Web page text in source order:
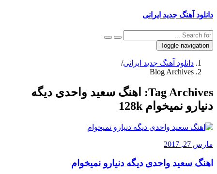
دانلود آهنگ جدید ایرانی
Toggle navigation
دانلود آهنگ جدید ایرانی/
Blog Archives
Tag Archives:
اهنگ سعید واحدی دیگه
دنیارو نمیخوام 128k
مارس 27, 2017
اهنگ سعید واحدی دیگه دنیارو نمیخوام